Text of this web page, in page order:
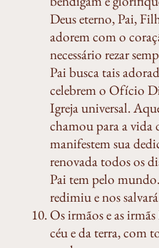
Deus eterno, Pai,
adorem com o
necessário rezar
Pai busca tais
celebrem o Ofício
Igreja universal.
chamou para a vida
manifestem sua
renovada todos os
Pai tem pelo
redimiu e nos
Os irmãos e as
céu e da terra, com